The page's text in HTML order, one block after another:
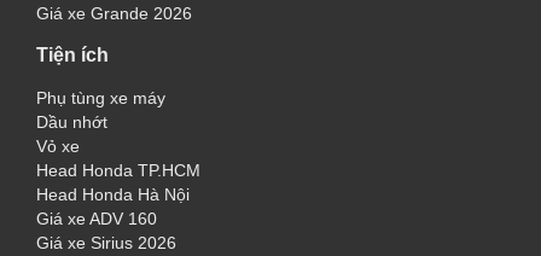
Giá xe Grande 2026
Tiện ích
Phụ tùng xe máy
Dầu nhớt
Vỏ xe
Head Honda TP.HCM
Head Honda Hà Nội
Giá xe ADV 160
Giá xe Sirius 2026